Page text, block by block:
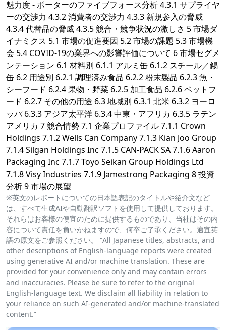
魅力度 - ポーターのファイブフォース分析 4.3.1 サプライヤ
ーの交渉力 4.3.2 消費者の交渉力 4.3.3 新規参入の脅威
4.3.4 代替品の脅威 4.3.5 競合・競争状況の激しさ 5 市場ダ
イナミクス 5.1 市場の促進要因 5.2 市場の課題 5.3 市場機
会 5.4 COVID-19の業界への影響評価について 6 市場セグメ
ンテーション 6.1 材料別 6.1.1 アルミ缶 6.1.2 スチール／錫
缶 6.2 用途別 6.2.1 調理済み食品 6.2.2 粉末製品 6.2.3 魚・
シーフード 6.2.4 果物・野菜 6.2.5 加工食品 6.2.6 ペットフ
ード 6.2.7 その他の用途 6.3 地域別 6.3.1 北米 6.3.2 ヨーロ
ッパ 6.3.3 アジア太平洋 6.3.4 中東・アフリカ 6.3.5 ラテン
アメリカ 7 競合情勢 7.1 企業プロファイル 7.1.1 Crown
Holdings 7.1.2 Wells Can Company 7.1.3 Kian Joo Group
7.1.4 Silgan Holdings Inc 7.1.5 CAN-PACK SA 7.1.6 Aaron
Packaging Inc 7.1.7 Toyo Seikan Group Holdings Ltd
7.1.8 Visy Industries 7.1.9 Jamestrong Packaging 8 投資
分析 9 市場の展望
※英文のレポートについての日本語表記のタイトルや紹介文など
は、すべて生成AIや自動翻訳ソフトを使用して提供しております。
それらはお客様の便宜のために提供するものであり、当社はその内
容について責任を負いかねますので、何卒ご了承ください。適宜英
語の原文をご参照ください。 “All Japanese titles, abstracts, and
other descriptions of English-language reports were created
using generative AI and/or machine translation. These are
provided for your convenience only and may contain errors
and inaccuracies. Please be sure to refer to the original
English-language text. We disclaim all liability in relation to
your reliance on such AI-generated and/or machine-translated
content.”